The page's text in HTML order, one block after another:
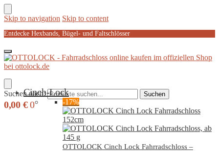
Skip to navigation Skip to content
Entdecke Hexbands, Bügel- und Faltschlösser
Suchen nach: Suchen
0,00 € 0
Cinch-Lock
-17%
OTTOLOCK Cinch Lock Fahrradschloss –